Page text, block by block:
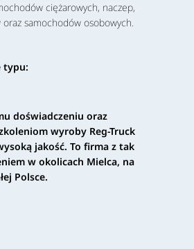
ciężarowych, naczep,
samochodów osobowych.
typu:
doświadczeniu oraz
wyroby Reg-Truck
jakość. To firma z tak
w okolicach Mielca, na
Polsce.